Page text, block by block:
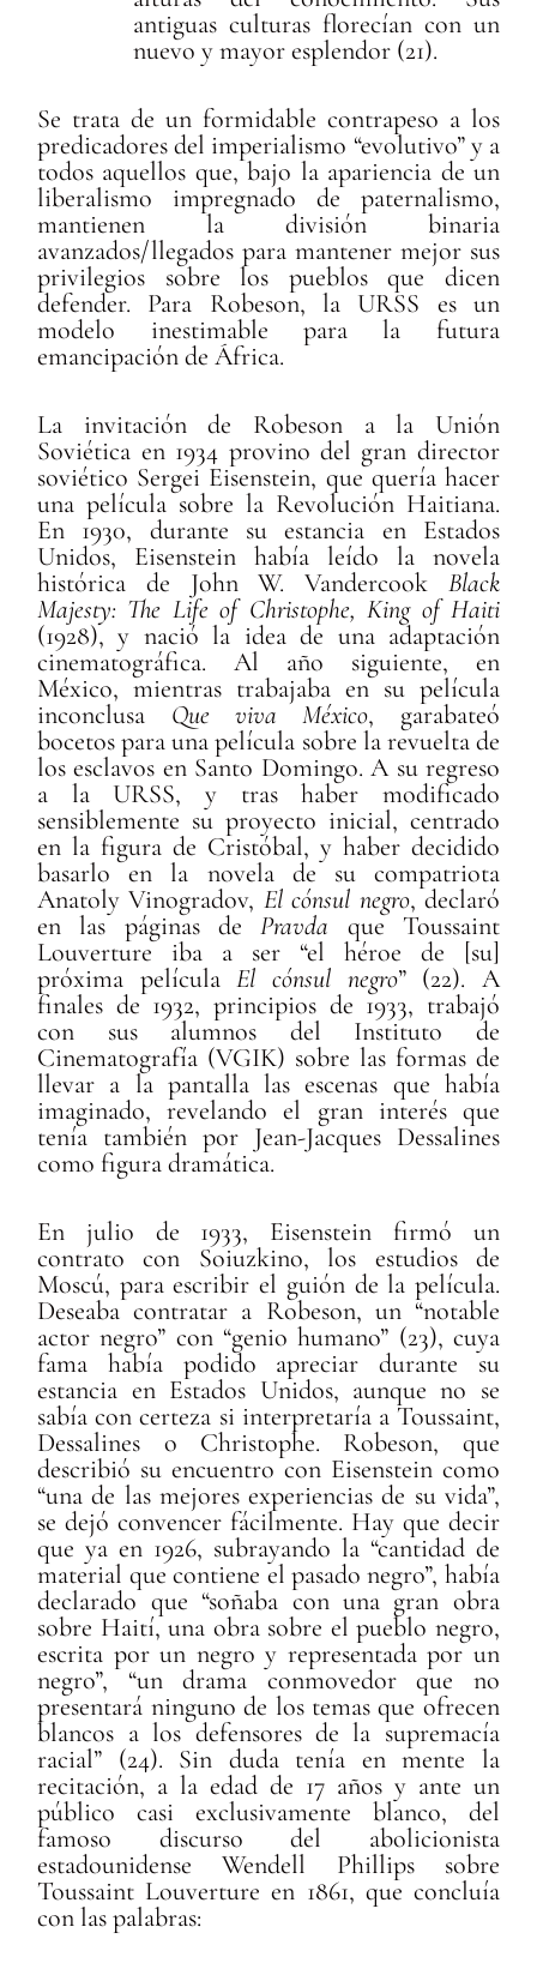
antiguas culturas florecían con un
nuevo y mayor esplendor (21).
Se trata de un formidable contrapeso a los
predicadores del imperialismo “evolutivo” y a
todos aquellos que, bajo la apariencia de un
liberalismo impregnado de paternalismo,
mantienen la división binaria
avanzados/llegados para mantener mejor sus
privilegios sobre los pueblos que dicen
defender. Para Robeson, la URSS es un
modelo inestimable para la futura
emancipación de África.
La invitación de Robeson a la Unión
Soviética en 1934 provino del gran director
soviético Sergei Eisenstein, que quería hacer
una película sobre la Revolución Haitiana.
En 1930, durante su estancia en Estados
Unidos, Eisenstein había leído la novela
histórica de John W. Vandercook Black
Majesty: The Life of Christophe, King of Haiti
(1928), y nació la idea de una adaptación
cinematográfica. Al año siguiente, en
México, mientras trabajaba en su película
inconclusa Que viva México, garabateó
bocetos para una película sobre la revuelta de
los esclavos en Santo Domingo. A su regreso
a la URSS, y tras haber modificado
sensiblemente su proyecto inicial, centrado
en la figura de Cristóbal, y haber decidido
basarlo en la novela de su compatriota
Anatoly Vinogradov, El cónsul negro, declaró
en las páginas dePravda que Toussaint
Louverture iba a ser “el héroe de [su]
próxima películaEl cónsul negro” (22). A
finales de 1932, principios de 1933, trabajó
con sus alumnos del Instituto de
Cinematografía (VGIK) sobre las formas de
llevar a la pantalla las escenas que había
imaginado, revelando el gran interés que
tenía también por Jean-Jacques Dessalines
como figura dramática.
En julio de 1933, Eisenstein firmó un
contrato con Soiuzkino, los estudios de
Moscú, para escribir el guión de la película.
Deseaba contratar a Robeson, un “notable
actor negro” con “genio humano” (23), cuya
fama había podido apreciar durante su
estancia en Estados Unidos, aunque no se
sabía con certeza si interpretaría a Toussaint,
Dessalines o Christophe. Robeson, que
describió su encuentro con Eisenstein como
“una de las mejores experiencias de su vida”,
se dejó convencer fácilmente. Hay que decir
que ya en 1926, subrayando la “cantidad de
material que contiene el pasado negro”, había
declarado que “soñaba con una gran obra
sobre Haití, una obra sobre el pueblo negro,
escrita por un negro y representada por un
negro”, “un drama conmovedor que no
presentará ninguno de los temas que ofrecen
blancos a los defensores de la supremacía
racial” (24). Sin duda tenía en mente la
recitación, a la edad de 17 años y ante un
público casi exclusivamente blanco, del
famoso discurso del abolicionista
estadounidense Wendell Phillips sobre
Toussaint Louverture en 1861, que concluía
con las palabras: